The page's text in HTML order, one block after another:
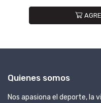
Quienes somos
Nos apasiona el deporte, la